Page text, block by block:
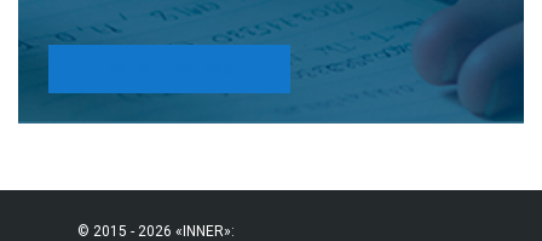
© 2015 - 2026 «INNER»: